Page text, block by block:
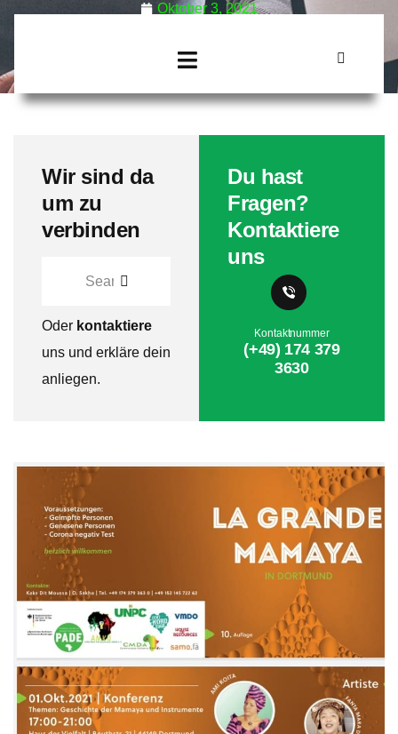
Oktober 3, 2021
Wir sind da
um zu
verbinden
Oder kontaktiere
uns und erkläre dein
anliegen.
Du hast
Fragen?
Kontaktiere
uns
Kontaktnummer
(+49) 174 379
3630